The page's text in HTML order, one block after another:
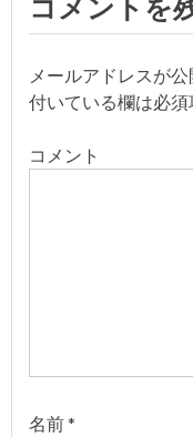
ー
シ
メールアドレスが
付いている欄は必須
コメント
名前*